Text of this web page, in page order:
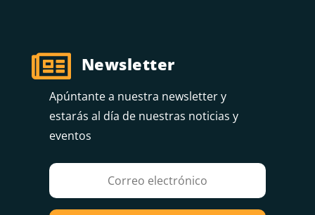
 Newsletter
Apúntante a nuestra newsletter y
estarás al día de nuestras noticias y
eventos